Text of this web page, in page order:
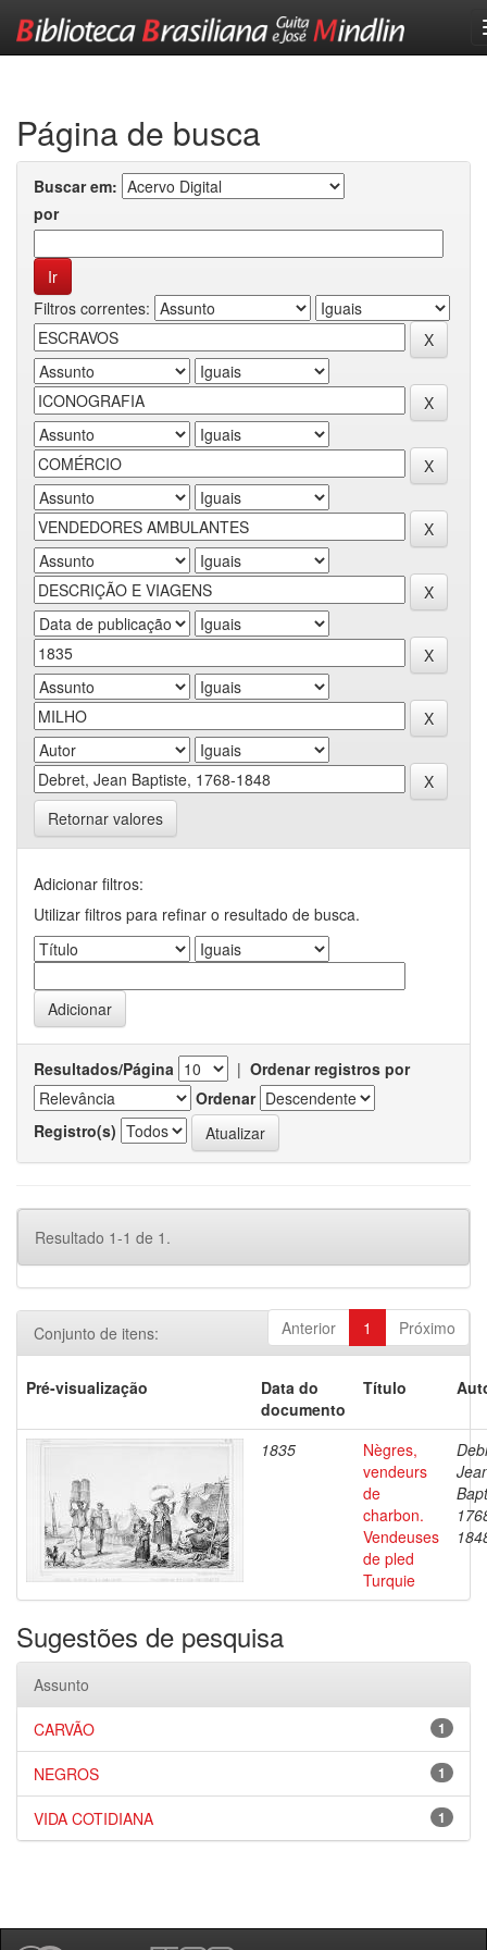
Página de busca
Buscar em:
por
Filtros correntes:
Retornar valores
Adicionar filtros:
Utilizar filtros para refinar o resultado de busca.
Resultados/Página | Ordenar registros por
Ordenar
Registro(s)
Resultado 1-1 de 1.
Anterior 1 Próximo
Conjunto de itens:
Pré-visualização
Data do
documento
Título
1835
Nègres,
vendeurs
de
charbon.
Vendeuses
de pled
Turquie
Sugestões de pesquisa
Assunto
1
CARVÃO
1
NEGROS
1
VIDA COTIDIANA